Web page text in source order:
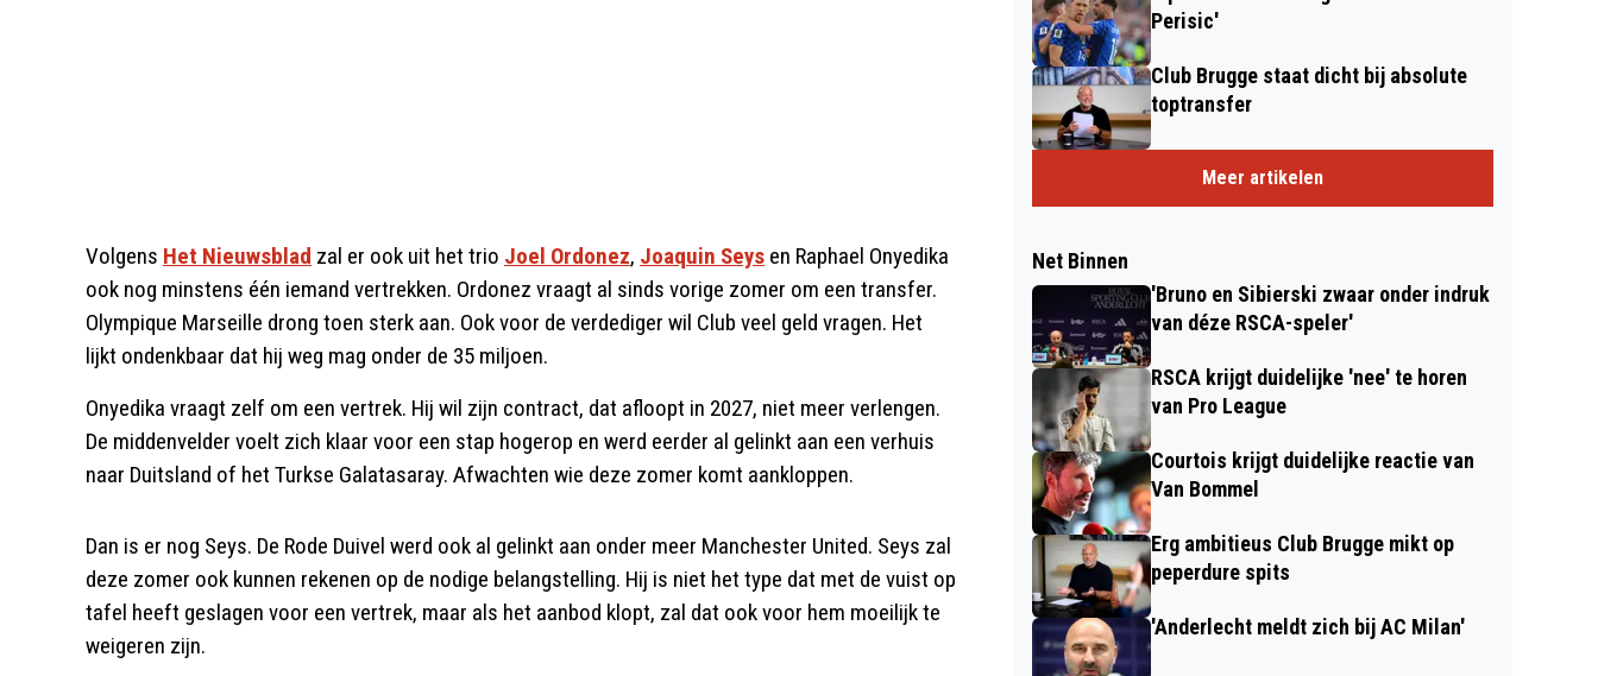
Volgens Het Nieuwsblad zal er ook uit het trio Joel Ordonez, Joaquin Seys en Raphael Onyedika
ook nog minstens één iemand vertrekken. Ordonez vraagt al sinds vorige zomer om een transfer.
Olympique Marseille drong toen sterk aan. Ook voor de verdediger wil Club veel geld vragen. Het
lijkt ondenkbaar dat hij weg mag onder de 35 miljoen.
Onyedika vraagt zelf om een vertrek. Hij wil zijn contract, dat afloopt in 2027, niet meer verlengen.
De middenvelder voelt zich klaar voor een stap hogerop en werd eerder al gelinkt aan een verhuis
naar Duitsland of het Turkse Galatasaray. Afwachten wie deze zomer komt aankloppen.
Dan is er nog Seys. De Rode Duivel werd ook al gelinkt aan onder meer Manchester United. Seys zal
deze zomer ook kunnen rekenen op de nodige belangstelling. Hij is niet het type dat met de vuist op
tafel heeft geslagen voor een vertrek, maar als het aanbod klopt, zal dat ook voor hem moeilijk te
weigeren zijn.
Perisic'
Club Brugge staat dicht bij absolute
toptransfer
Meer artikelen
Net Binnen
'Bruno en Sibierski zwaar onder indruk
van déze RSCA-speler'
RSCA krijgt duidelijke 'nee' te horen
van Pro League
Courtois krijgt duidelijke reactie van
Van Bommel
Erg ambitieus Club Brugge mikt op
peperdure spits
'Anderlecht meldt zich bij AC Milan'